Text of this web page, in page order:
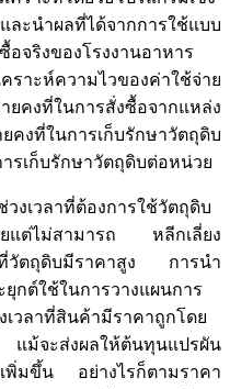
ละนำผลที่ได้จากการใช้แบบ
อจริงของโรงงานอาหาร
ราะห์ความไวของค่าใช้จ่าย
ยคงที่ในการสั่งซื้อจากแหล่ง
คงที่ในการเก็บรักษาวัตถุดิบ
รเก็บรักษาวัตถุดิบต่อหน่วย
งเวลาที่ต้องการใช้วัตถุดิบ
ยแต่ไม่สามารถ หลีกเลี่ยง
ที่วัตถุดิบมีราคาสูง การนำ
กต์ใช้ในการวางแผนการ
เวลาที่สินค้ามีราคาถูกโดย
แม้จะส่งผลให้ต้นทุนแปรผัน
พิ่มขึ้น อย่างไรก็ตามราคา